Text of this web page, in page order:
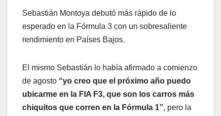
Sebastián Montoya debutó más rápido de lo
esperado en la Fórmula 3 con un sobresaliente
rendimiento en Países Bajos.
El mismo Sebastián lo había afirmado a comienzo
de agosto “yo creo que el próximo año puedo
ubicarme en la FIA F3, que son los carros más
chiquitos que corren en la Fórmula 1”, pero la